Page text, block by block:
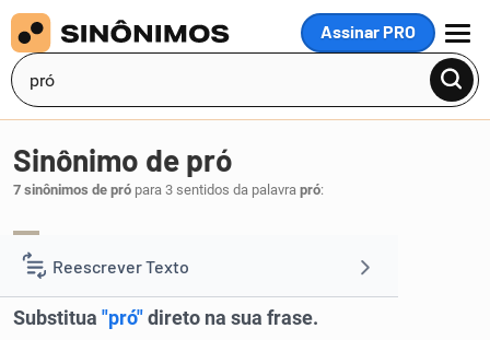
Assinar PRO
MENU
Reescrever Texto
Resumir Texto
Sinônimo de pró
7 sinônimos de pró para 3 sentidos da palavra pró: